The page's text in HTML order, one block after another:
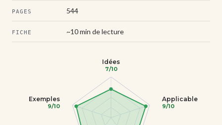
PAGES 544
FICHE ~10 min de lecture
Idées
7/10
Applicable
9/10
Exemples
9/10